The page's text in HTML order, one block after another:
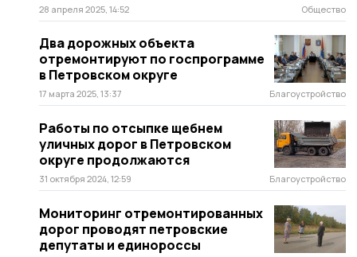
28 апреля 2025, 14:52 Общество
Два дорожных объекта
отремонтируют по госпрограмме
в Петровском округе
17 марта 2025, 13:37 Благоустройство
Работы по отсыпке щебнем
уличных дорог в Петровском
округе продолжаются
31 октября 2024, 12:59 Благоустройство
Мониторинг отремонтированных
дорог проводят петровские
депутаты и единороссы